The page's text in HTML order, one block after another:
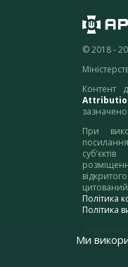
© 2018 -
Контент
При
Політика
Політика
адресу:
Ми